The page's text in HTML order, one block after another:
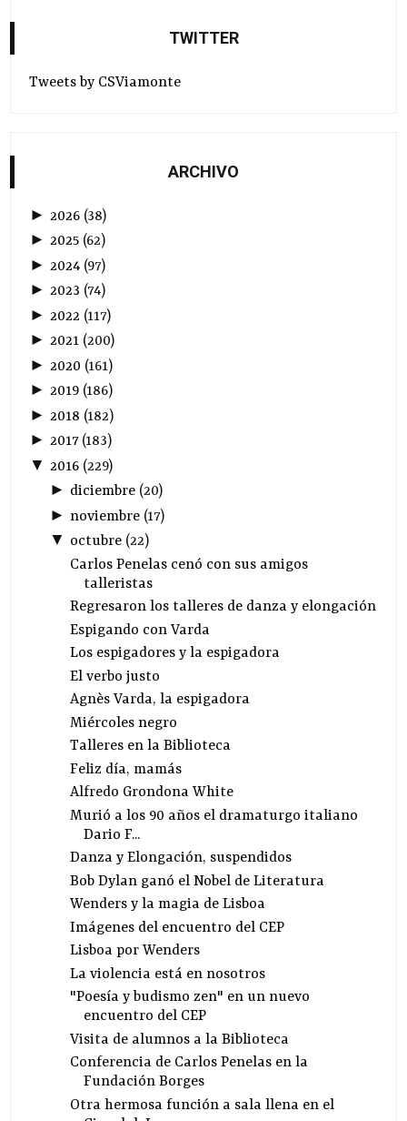
TWITTER
Tweets by CSViamonte
ARCHIVO
► 2026 (38)
►2025 (62)
► 2024 (97)
►2023 (74)
► 2022 (117)
►2021 (200)
► 2020 (161)
►2019 (186)
► 2018 (182)
►2017(183)
▼ 2016 (229)
► diciembre(20)
► noviembre(17)
▼ octubre(22)
Carlos Penelas cenó con sus amigos
talleristas
Regresaron los talleres de danza y elongación
Espigando con Varda
Los espigadores y la espigadora
El verbo justo
Agnès Varda, la espigadora
Miércoles negro
Talleres en la Biblioteca
Feliz día, mamás
Alfredo Grondona White
Murió a los 90 años el dramaturgo italiano
Dario F...
Danza y Elongación, suspendidos
Bob Dylan ganó el Nobel de Literatura
Wenders y la magia de Lisboa
Imágenes del encuentro del CEP
Lisboa por Wenders
La violencia está en nosotros
"Poesía y budismo zen" en un nuevo
encuentro del CEP
Visita de alumnos a la Biblioteca
Conferencia de Carlos Penelas en la
Fundación Borges
Otra hermosa función a sala llena en el